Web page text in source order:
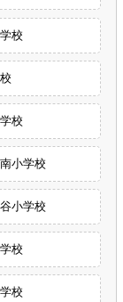
校
校
小学校
小学校
校
校